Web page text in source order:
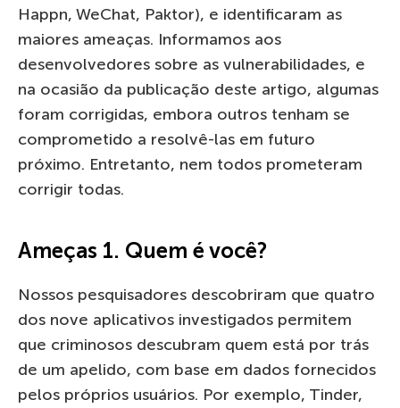
Happn, WeChat, Paktor), e identificaram as
maiores ameaças. Informamos aos
desenvolvedores sobre as vulnerabilidades, e
na ocasião da publicação deste artigo, algumas
foram corrigidas, embora outros tenham se
comprometido a resolvê-las em futuro
próximo. Entretanto, nem todos prometeram
corrigir todas.
Ameças 1. Quem é você?
Nossos pesquisadores descobriram que quatro
dos nove aplicativos investigados permitem
que criminosos descubram quem está por trás
de um apelido, com base em dados fornecidos
pelos próprios usuários. Por exemplo, Tinder,